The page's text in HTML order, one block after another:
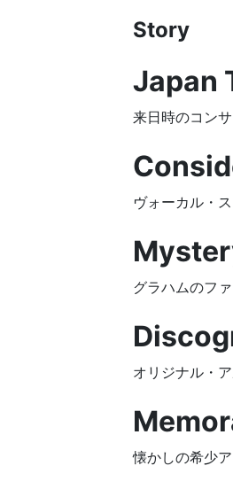
Story
Japan
来日時のコン
ヴォーカル・
グラハムのフ
オリジナル・
懐かしの希少